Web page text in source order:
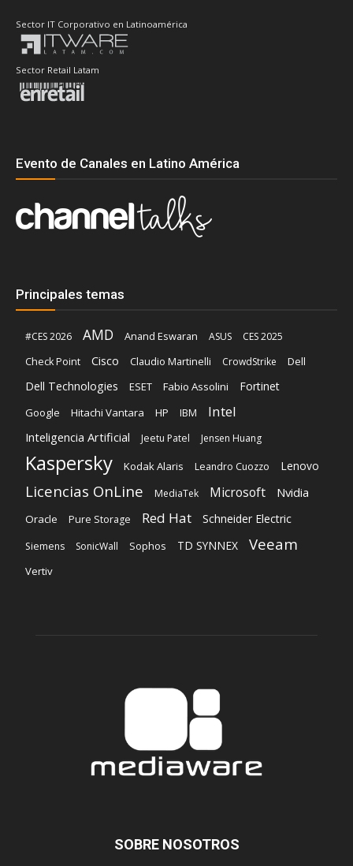
Sector IT Corporativo en Latinoamérica
Sector Retail Latam
Evento de Canales en Latino América
Principales temas
#CES 2026 AMD Anand Eswaran ASUS
CES 2025
Check Point
Cisco Claudio Martinelli CrowdStrike Dell
Dell Technologies ESET Fabio Assolini Fortinet
Google Hitachi Vantara HP IBM Intel
Inteligencia Artificial Jeetu Patel Jensen Huang
Kaspersky Kodak Alaris Leandro Cuozzo Lenovo
Licencias OnLine MediaTek Microsoft Nvidia
Oracle Pure Storage Red Hat Schneider Electric
Siemens SonicWall Sophos TD SYNNEX Veeam
Vertiv
SOBRE NOSOTROS